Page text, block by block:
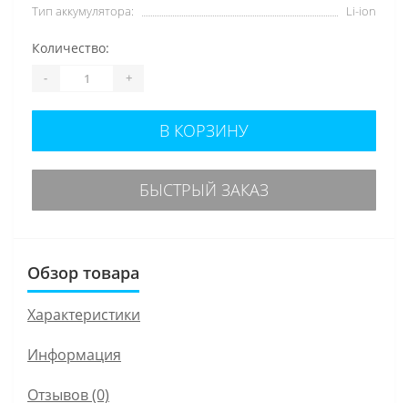
Тип аккумулятора:
Li-ion
Количество:
- +
В КОРЗИНУ
БЫСТРЫЙ ЗАКАЗ
Обзор товара
Характеристики
Информация
Отзывов (0)